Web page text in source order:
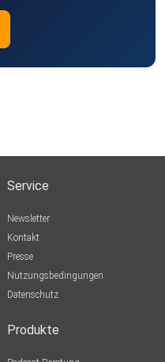
Service
Newsletter
Kontakt
Presse
Nutzungsbedingungen
Datenschutz
Produkte